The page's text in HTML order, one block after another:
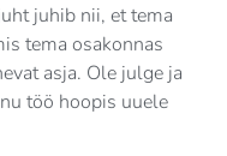
juhib nii, et tema
tema osakonnas
asja. Ole julge ja
töö hoopis uuele